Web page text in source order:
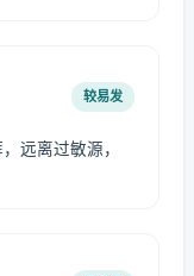
较易发
远离过敏源，